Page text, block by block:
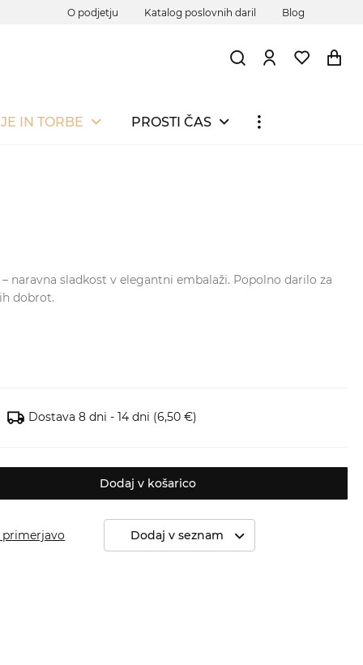
O podjetju Katalog poslovnih daril Blog
IN TORBE PROSTI ČAS
naravna sladkost v elegantni embalaži. Popolno darilo za
dobrot.
Dostava 8 dni - 14 dni (6,50 €)
Dodaj v košarico
primerjavo Dodaj v seznam